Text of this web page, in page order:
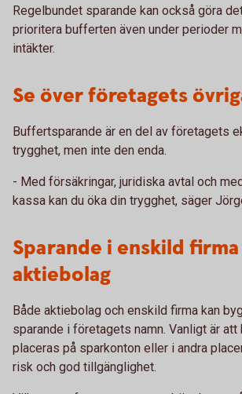
Regelbundet sparande kan också göra
prioritera bufferten även under perioder
intäkter.
Se över företagets
Buffertsparande är en del av företagets
trygghet, men inte den enda.
- Med försäkringar, juridiska avtal och
kassa kan du öka din trygghet, säger
Sparande i enskild
aktiebolag
Både aktiebolag och enskild firma kan
sparande i företagets namn. Vanligt är
placeras på sparkonton eller i andra
risk och god tillgänglighet.